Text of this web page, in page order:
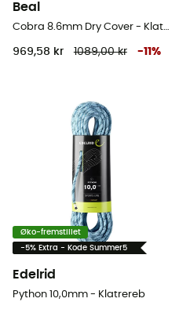
Beal
Cobra 8.6mm Dry Cover - Klatrereb
969,58 kr 1089,00 kr -11 %
Øko-fremstillet
-5% Extra - Kode Summer5
Edelrid
Python 10,0mm - Klatrereb